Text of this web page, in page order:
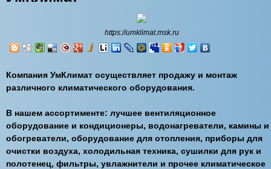
https://umklimat.msk.ru
Компания УмКлимат осуществляет продажу и монтаж
различного климатического оборудования.
В нашем ассортименте: лучшее вентиляционное
оборудование и кондиционеры, водонагреватели, камины и
обогреватели, оборудование для отопления, приборы для
очистки воздуха, холодильная техника, сушилки для рук и
полотенец, фильтры, увлажнители и прочее климатическое